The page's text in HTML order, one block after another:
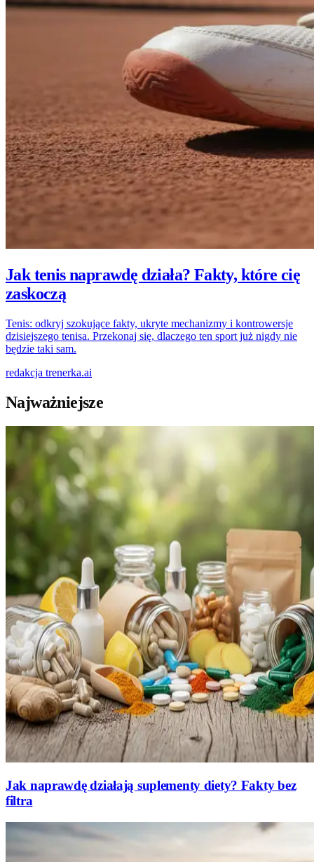
Jak tenis naprawdę działa? Fakty, które cię
zaskoczą
Tenis: odkryj szokujące fakty, ukryte mechanizmy i kontrowersje
dzisiejszego tenisa. Przekonaj się, dlaczego ten sport już nigdy nie
będzie taki sam.
redakcja trenerka.ai
Najważniejsze
Jak naprawdę działają suplementy diety? Fakty bez
filtra